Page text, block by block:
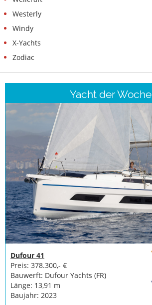
Westerly
Windy
X-Yachts
Zodiac
Yacht der Woche
Dufour 41
Preis: 378.300,- €
Bauwerft: Dufour Yachts (FR)
Länge: 13,91 m
Baujahr: 2023